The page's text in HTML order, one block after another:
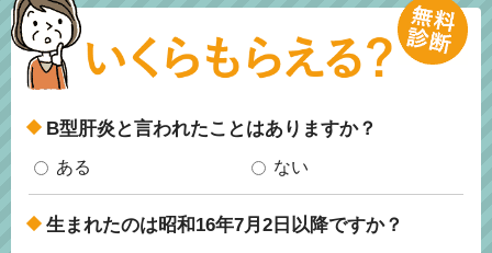
B型肝炎と言われたことはありますか？
ある ない
生まれたのは昭和16年7月2日以降ですか？